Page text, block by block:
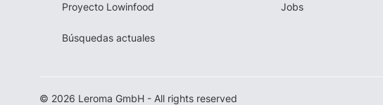
Proyecto Lowinfood
Búsquedas actuales
Jobs
© 2026 Leroma GmbH - All rights reserved